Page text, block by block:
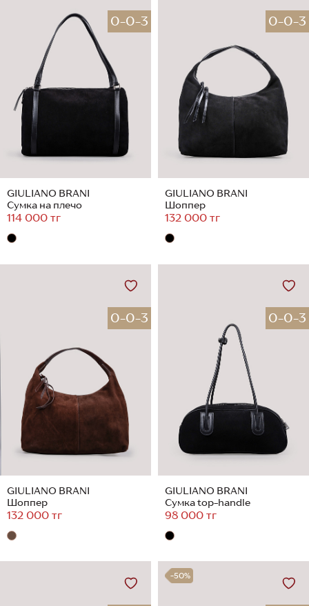
0-0-3
GIULIANO BRANI
Сумка на плечо
114 000 тг
0-0-3
GIULIANO BRANI
Шоппер
132 000 тг
0-0-3
GIULIANO BRANI
Шоппер
132 000 тг
0-0-3
GIULIANO BRANI
Сумка top-handle
98 000 тг
-50%